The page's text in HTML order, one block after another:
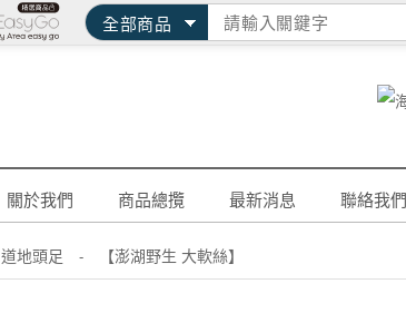
關於我們 商品總攬 最新消息 聯絡我們
道地頭足 - 【澎湖野生 大軟絲】